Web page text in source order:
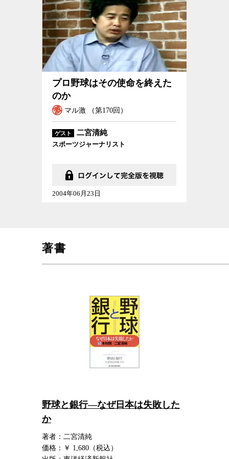
プロ野球はその使命を終えた
のか
マル激 （第170回）
ゲスト 二宮清純
スポーツジャーナリスト
2004年06月23日
著書
野球と銀行―なぜ日本は失敗した
か
著者：二宮清純
価格：￥ 1,680（税込）